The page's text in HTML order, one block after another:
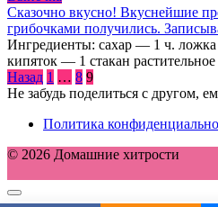
Сказочно вкусно! Вкуснейшие
грибочками получились.
Ингредиенты: сахар — 1 ч.
кипяток — 1 стакан
Пагинация
записей
Назад 1 … 8 9
Не забудь поделиться с другом,
Политика
© 2026 Домашние хитрости